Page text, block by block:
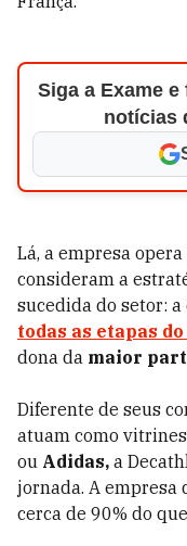
Siga a Exame
notícias
Lá, a empresa
consideram a
sucedida do setor: a
todas as etapas
dona da maior
Diferente de seus
atuam como
ou Adidas, a
jornada. A empresa
cerca de 90% do